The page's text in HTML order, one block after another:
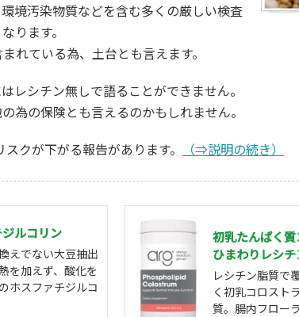
境汚染物質などを含む多くの厳しい検査
ります。
れている為、土台とも言えます。
レシチン無しで語ることができません。
為の保険とも言えるのかもしれません。
クが下がる報告があります。
（⇒説明の続き）
ルコリン
えでない大豆抽出
を加えず、酸化を
ホスファチジルコ
初乳たんぱく
ひまわりレシ
レシチン脂質で
く初乳コロスト
質。腸内フロー